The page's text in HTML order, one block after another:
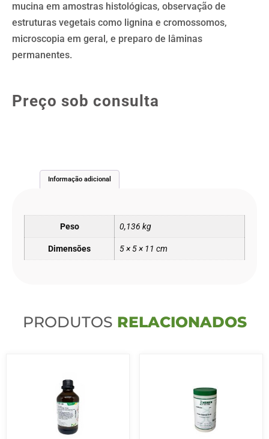
mucina em amostras histológicas, observação de
estruturas vegetais como lignina e cromossomos,
microscopia em geral, e preparo de lâminas
permanentes.
Preço sob consulta
Informação adicional
Peso 0,136 kg
Dimensões 5 × 5 × 11 cm
PRODUTOS RELACIONADOS